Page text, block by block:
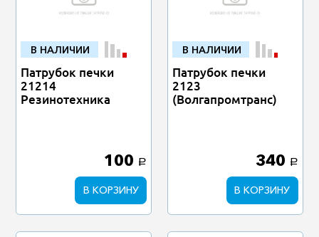
В НАЛИЧИИ
Патрубок печки
21214
Резинотехника
100 a
В КОРЗИНУ
В НАЛИЧИИ
Патрубок печки
2123
(Волгапромтранс)
340 a
В КОРЗИНУ